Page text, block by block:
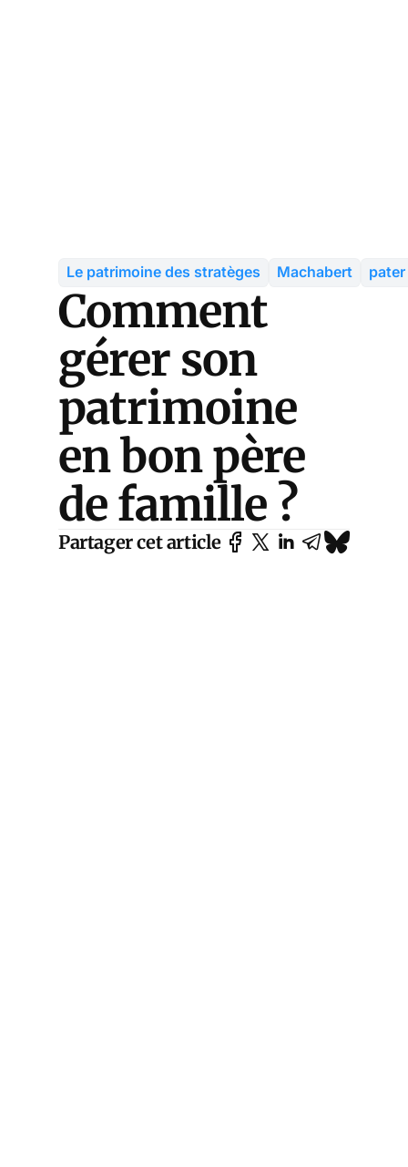
Le patrimoine des stratèges Machabert
Comment
gérer son
patrimoine
en bon père
de famille ?
Partager cet article